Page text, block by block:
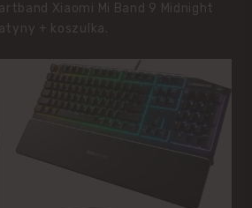
Xiaomi Mi Band 9 Midnight
+ koszulka.